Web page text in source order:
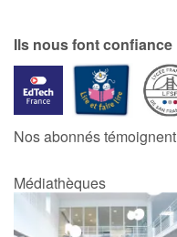
Formats et illustrations
Catalogue anglais
Contraste +
Ils nous font confiance
Nos abonnés témoignent
Médiathèques